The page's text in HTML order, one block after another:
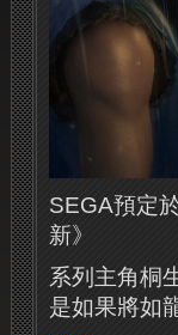
SEGA預定
新》
系列主角桐
是如果將如